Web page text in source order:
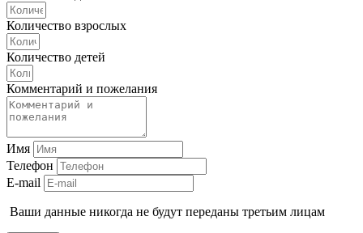
Количество взрослых
Количество детей
Комментарий и пожелания
Имя
Телефон
E-mail
Ваши данные никогда не будут переданы третьим лицам